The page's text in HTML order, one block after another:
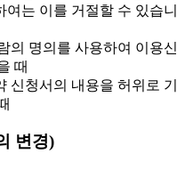
여는 이를 거절할 수 있습니
의 명의를 사용하여 이용신
때
신청서의 내용을 허위로 기
변경)